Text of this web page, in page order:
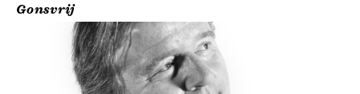
Gonsvrij